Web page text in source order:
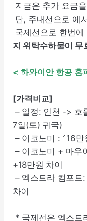
지금은 추가 요금
단, 주내선으로 에
국제선으로 한번에
지 위탁수하물이 무
< 하와이안 항공 홈
[가격비교]
– 일정: 인천 -> 호
7일(토) 귀국)
– 이코노미 : 116만
– 이코노미 + 마우
+18만원 차이
– 엑스트라 컴포트
차이
* 국제선은 엑스트